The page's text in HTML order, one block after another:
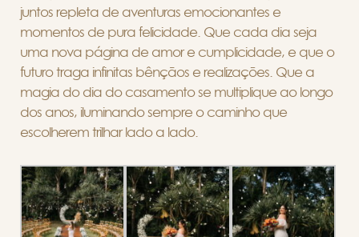
juntos repleta de aventuras emocionantes e
momentos de pura felicidade. Que cada dia seja
uma nova página de amor e cumplicidade, e que o
futuro traga infinitas bênçãos e realizações. Que a
magia do dia do casamento se multiplique ao longo
dos anos, iluminando sempre o caminho que
escolherem trilhar lado a lado.